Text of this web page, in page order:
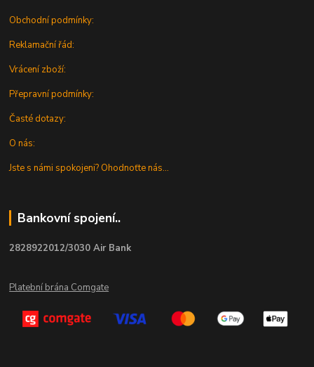
Obchodní podmínky:
Reklamační řád:
Vrácení zboží:
Přepravní podmínky:
Časté dotazy:
O nás:
Jste s námi spokojeni? Ohodnoťte nás...
Bankovní spojení..
2828922012/3030 Air Bank
Platební brána Comgate